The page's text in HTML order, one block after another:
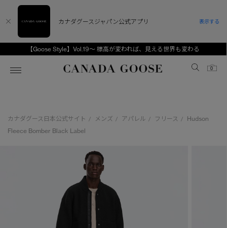
【Goose Style】Vol.19～ 標高が変われば、見える世界も変わる
Canada Goose
0
スノーグース
アンバサダー
スプリングコレクション
ウィメンズ TOP
ベストセラー
FW26コレクション
サマー 26 コレクション
メンズ TOP
ベストセラー
FW26コレクション
サマー 26 コレクション
キッズ TOP
ベビー（0‐24ヵ月)
キッズ（2‐7歳)
ユース（6＋歳)
コレクション
CANADA GOOSE Generationsは、アウター
ウェアの下取り・再販を通じて、長く愛される製
品の価値を受け継いでいきます。
アーカイブの希少なピースもご覧いただけます。
カナダグース日本公式サイト / メンズ / アパレル / フリース /
Hudson
Fleece Bomber Black Label
カナダグースジャパン公式アプリ 表示する